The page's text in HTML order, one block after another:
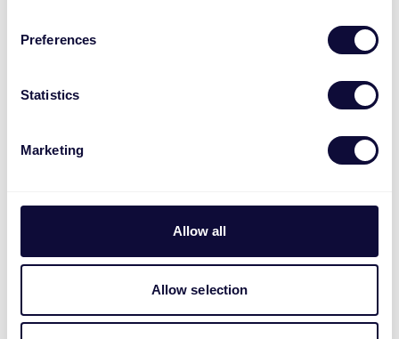
Preferences
Statistics
Marketing
Allow all
Allow selection